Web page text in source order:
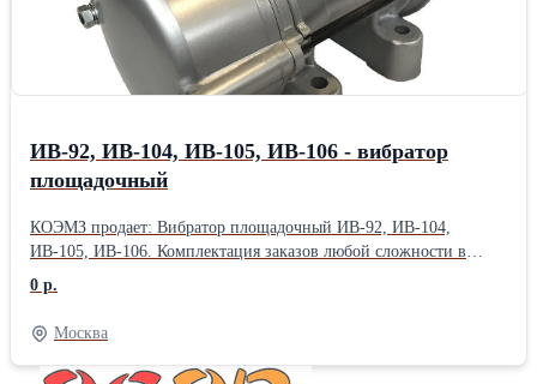
ИВ-92, ИВ-104, ИВ-105, ИВ-106 - вибратор
площадочный
КОЭМЗ продает: Вибратор площадочный ИВ-92, ИВ-104,
ИВ-105, ИВ-106. Комплектация заказов любой сложности в
кратчайшие сроки. Большой ассортимент товара на складах и
постоянное его обновление. Иногородним клиентам возможна
отправка товаров в Регионы почтой, курьерскими службами и
транспортными компаниями! Вы делаете заказ — мы делаем все
остальное! Подробности по телефону или на сайте:
0 р.
Москва